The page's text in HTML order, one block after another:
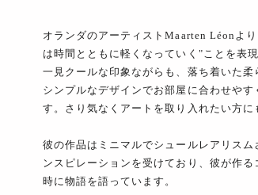
オランダのアーティストMaarten Léonよ
は時間とともに軽くなっていく"ことを表
一見クールな印象ながらも、落ち着いた柔
シンプルなデザインでお部屋に合わせや
す。さり気なくアートを取り入れたい方に
彼の作品はミニマルでシュールレアリス
ンスピレーションを受けており、彼が作
時に物語を語っています。